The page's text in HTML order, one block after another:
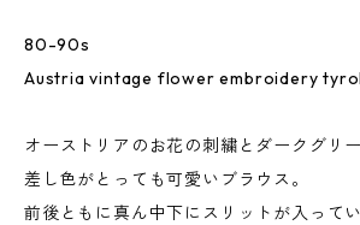
80-90s
Austria vintage flower embroidery
オーストリアのお花の刺繍とダークグリ
差し色がとっても可愛いブラウス。
前後ともに真ん中下にスリットが入って